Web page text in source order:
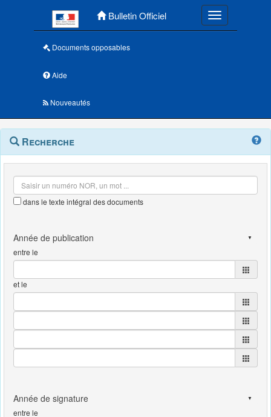
Bulletin Officiel Toggle
Documents opposables
Aide
Nouveautés
Navigation
outils
Menu
contextuel
Recherche
dans le texte intégral des documents
entre le
et le
entre le